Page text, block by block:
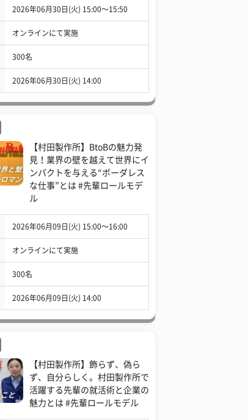
2026年06月30日(火) 15:00〜15:50
オンラインにて実施
300名
2026年06月30日(火) 14:00
【村田製作所】BtoBの魅力発
見！業界の壁を越えて世界にイ
ンパクトを与える“ボーダレス
な仕事”とは #先輩ロールモデ
ル
2026年06月09日(火) 15:00〜16:00
オンラインにて実施
300名
2026年06月09日(火) 14:00
【村田製作所】飾らず、偽ら
ず、自分らしく。村田製作所で
活躍する先輩の就活術と企業の
魅力とは #先輩ロールモデル